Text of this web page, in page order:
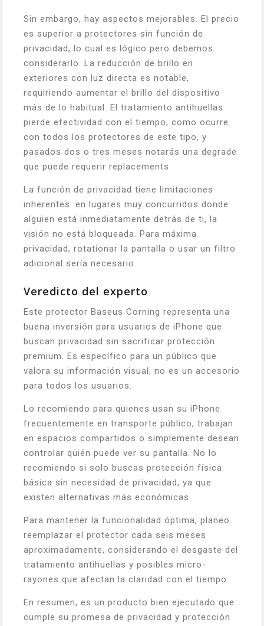
Sin embargo, hay aspectos mejorables. El precio
es superior a protectores sin función de
privacidad, lo cual es lógico pero debemos
considerarlo. La reducción de brillo en
exteriores con luz directa es notable,
requiriendo aumentar el brillo del dispositivo
más de lo habitual. El tratamiento antihuellas
pierde efectividad con el tiempo, como ocurre
con todos los protectores de este tipo, y
pasados dos o tres meses notarás una degrade
que puede requerir replacements.
La función de privacidad tiene limitaciones
inherentes: en lugares muy concurridos donde
alguien está inmediatamente detrás de ti, la
visión no está bloqueada. Para máxima
privacidad, rotationar la pantalla o usar un filtro
adicional sería necesario.
Veredicto del experto
Este protector Baseus Corning representa una
buena inversión para usuarios de iPhone que
buscan privacidad sin sacrificar protección
premium. Es específico para un público que
valora su información visual, no es un accesorio
para todos los usuarios.
Lo recomiendo para quienes usan su iPhone
frecuentemente en transporte público, trabajan
en espacios compartidos o simplemente desean
controlar quién puede ver su pantalla. No lo
recomiendo si solo buscas protección física
básica sin necesidad de privacidad, ya que
existen alternativas más económicas.
Para mantener la funcionalidad óptima, planeo
reemplazar el protector cada seis meses
aproximadamente, considerando el desgaste del
tratamiento antihuellas y posibles micro-
rayones que afectan la claridad con el tiempo.
En resumen, es un producto bien ejecutado que
cumple su promesa de privacidad y protección